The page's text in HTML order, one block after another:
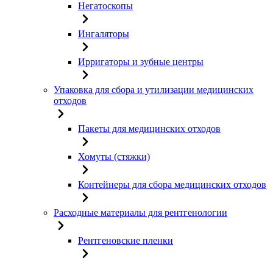
Негатоскопы
Ингаляторы
Ирригаторы и зубные центры
Упаковка для сбора и утилизации медицинских
отходов
Пакеты для медицинских отходов
Хомуты (стяжки)
Контейнеры для сбора медицинских отходов
Расходные материалы для рентгенологии
Рентгеновские пленки